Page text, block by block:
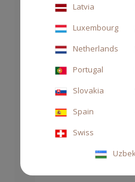
CUSCINETTO
Latvia
Luxembourg
Netherlands
Portugal
Slovakia
Spain
Swiss